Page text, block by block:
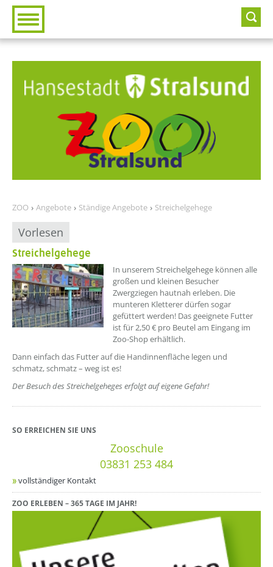
Zur Hauptnavigation
Zum Inhalt
ZOO Angebote Ständige Angebote Streichelgehege
Vorlesen
Streichelgehege
In unserem Streichelgehege können alle
großen und kleinen Besucher
Zwergziegen hautnah erleben. Die
munteren Kletterer dürfen sogar
gefüttert werden! Das geeignete Futter
ist für 2,50 € pro Beutel am Eingang im
Zoo-Shop erhältlich.
Dann einfach das Futter auf die Handinnenfläche legen und
schmatz, schmatz – weg ist es!
Der Besuch des Streichelgeheges erfolgt auf eigene Gefahr!
SO ERREICHEN SIE UNS
Zooschule
03831 253 484
vollständiger Kontakt
ZOO ERLEBEN – 365 TAGE IM JAHR!